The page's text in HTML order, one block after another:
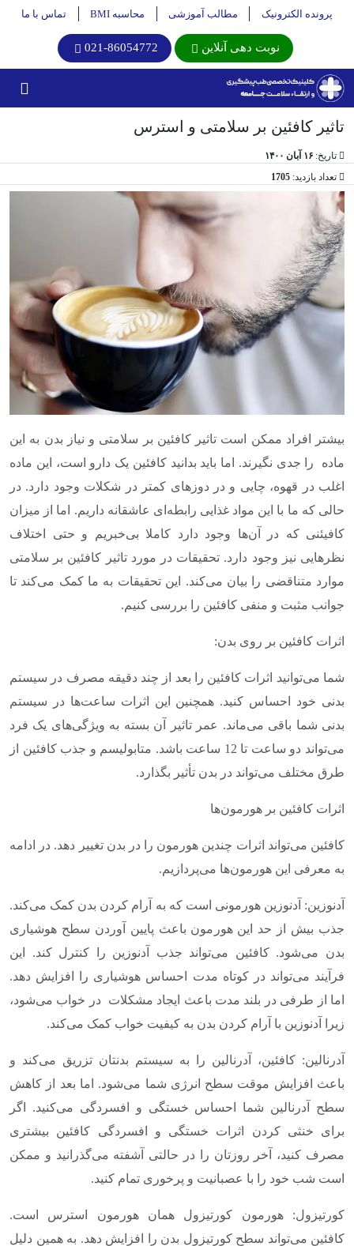
پرونده الکترونیک مطالب آموزشی محاسبه BMI تماس با ما
نوبت دهی آنلاین 021-86054772
تاثیر کافئین بر سلامتی و استرس
تاریخ: ۱۶ آبان ۱۴۰۰
تعداد بازدید: 1705
بیشتر افراد ممکن است تاثیر کافئین بر سلامتی و نیاز بدن به این
ماده را جدی نگیرند. اما باید بدانید کافئین یک دارو است، این ماده
اغلب در قهوه، چایی و در دوزهای کمتر در شکلات وجود دارد. در
حالی که ما با این مواد غذایی رابطه‌ای عاشقانه داریم. اما از میزان
کافیئنی که در آن‌ها وجود دارد کاملا بی‌خبریم و حتی اختلاف
نظرهایی نیز وجود دارد. تحقیقات در مورد تاثیر کافئین بر سلامتی
موارد متناقضی را بیان می‌کند. این تحقیقات به ما کمک می‌کند تا
جوانب مثبت و منفی کافئین را بررسی کنیم.
اثرات کافئین بر روی بدن:
شما می‌توانید اثرات کافئین را بعد از چند دقیقه مصرف در سیستم
بدنی خود احساس کنید. همچنین این اثرات ساعت‌ها در سیستم
بدنی شما باقی می‌ماند. عمر تاثیر آن بسته به ویژگی‌های یک فرد
می‌تواند دو ساعت تا 12 ساعت باشد. متابولیسم و ​​جذب کافئین از
طرق مختلف می‌تواند در بدن تأثیر بگذارد.
اثرات کافئین بر هورمون‌ها
کافئین می‌تواند اثرات چندین هورمون را در بدن تغییر دهد. در ادامه
به معرفی این هورمون‌ها می‌پردازیم.
آدنوزین: آدنوزین هورمونی است که به آرام کردن بدن کمک می‌کند.
جذب بیش از حد این هورمون باعث پایین آوردن سطح هوشیاری
بدن می‌شود. کافئین می‌تواند جذب آدنوزین را کنترل کند. این
فرآیند می‌تواند در کوتاه مدت احساس هوشیاری را افزایش دهد.
اما از طرفی در بلند مدت باعث ایجاد مشکلات در خواب می‌شود،
زیرا آدنوزین با آرام کردن بدن به کیفیت خواب کمک می‌کند.
آدرنالین: کافئین، آدرنالین را به سیستم بدنتان تزریق می‌کند و
باعث افزایش موقت سطح انرژی شما می‌شود. اما بعد از کاهش
سطح آدرنالین شما احساس خستگی و افسردگی می‌کنید. اگر
برای خنثی کردن اثرات خستگی و افسردگی کافئین بیشتری
مصرف کنید، آخر روزتان را در حالتی آشفته می‌گذرانید و ممکن
است شب خود را با عصبانیت و پرخوری تمام کنید.
کورتیزول: هورمون کورتیزول همان هورمون استرس است.
کافئین می‌تواند سطح کورتیزول بدن را افزایش دهد. به همین دلیل